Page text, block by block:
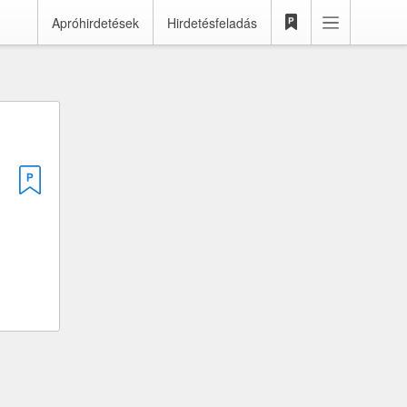
Apróhirdetések Hirdetésfeladás